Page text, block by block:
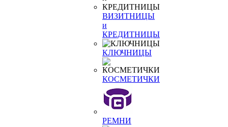
ВИЗИТНИЦЫ
и
КРЕДИТНИЦЫ
КЛЮЧНИЦЫ
КОСМЕТИЧКИ
РЕМНИ